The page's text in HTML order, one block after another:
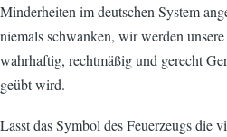
Minderheiten im deutschen System
niemals schwanken, wir werden
wahrhaftig, rechtmäßig und gerecht
geübt wird.
Lasst das Symbol des Feuerzeugs die